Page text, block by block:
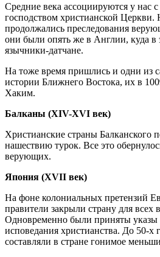
Средние века ассоциируются у нас
господством христианской Церкви.
продолжались преследования
они были опять же в Англии, куда в
язычники-датчане.
На тоже время пришлись и одни из
истории Ближнего Востока, их в
Хаким.
Балканы (XIV-XVI век)
Христианские страны Балканского
нашествию турок. Все это
верующих.
Япония (XVII век)
На фоне колониальных претензий
правители закрыли страну для
Одновременно были приняты указы
исповедания христианства. До 50-х
составляли в стране гонимое